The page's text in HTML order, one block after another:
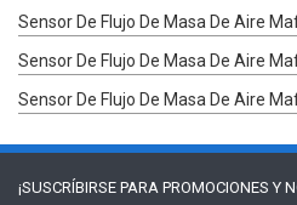
Sensor De Flujo De Masa De Aire
Sensor De Flujo De Masa De Aire
Sensor De Flujo De Masa De Aire
¡SUSCRÍBIRSE PARA PROMOCIONES Y